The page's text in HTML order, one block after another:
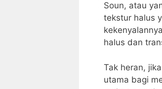
Soun, atau
tekstur halus
halus dan
Tak heran,
utama bagi